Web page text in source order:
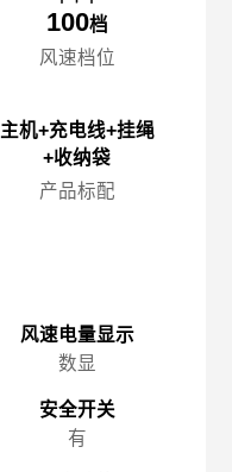
100档
风速档位
主机+充电线+挂绳
+收纳袋
产品标配
风速电量显示
数显
安全开关
有